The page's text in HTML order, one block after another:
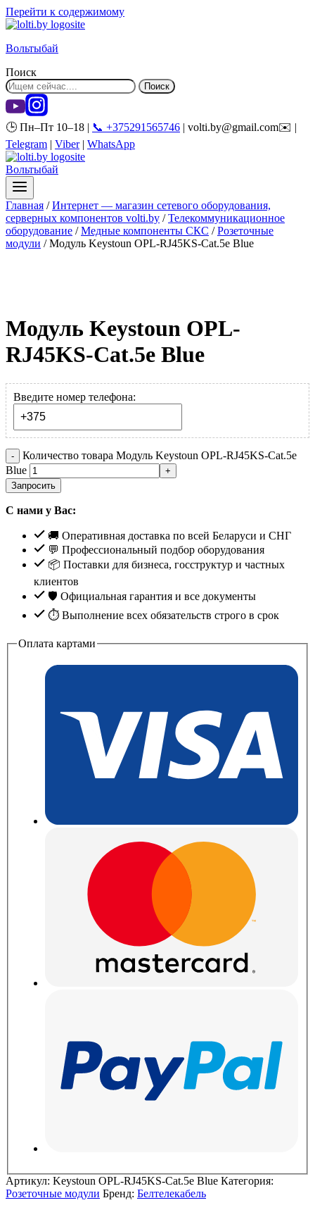
Перейти к содержимому
Вольтыбай
Поиск
Поиск
🕒 Пн–Пт 10–18 | 📞 +375291565746 | volti.by@gmail.com✉️ |
Telegram | Viber| WhatsApp
Вольтыбай
Главная / Интернет — магазин сетевого оборудования,
серверных компонентов volti.by / Телекоммуникационное
оборудование / Медные компоненты СКС / Розеточные
модули / Модуль Keystoun OPL-RJ45KS-Cat.5e Blue
Модуль Keystoun OPL-
RJ45KS-Cat.5e Blue
Введите номер телефона:
Количество товара Модуль Keystoun OPL-RJ45KS-Cat.5e
Blue
Запросить
С нами у Вас:
🚚 Оперативная доставка по всей Беларуси и СНГ
💬 Профессиональный подбор оборудования
📦 Поставки для бизнеса, госструктур и частных
клиентов
🛡️ Официальная гарантия и все документы
⏱ Выполнение всех обязательств строго в срок
Оплата картами
Артикул: Keystoun OPL-RJ45KS-Cat.5e Blue Категория:
Розеточные модули Бренд: Белтелекабель